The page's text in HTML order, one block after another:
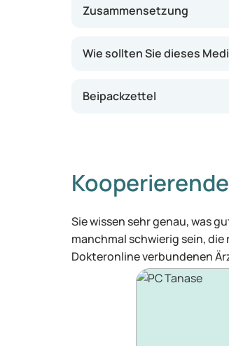
Zusammensetzung
Wie sollten Sie dieses
Beipackzettel
Sie wissen sehr genau, was
manchmal schwierig sein,
Dokteronline verbundenen